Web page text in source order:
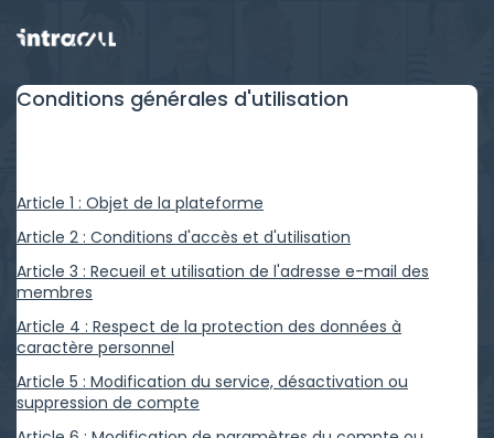
Conditions générales d'utilisation
Article 1 : Objet de la plateforme
Article 2 : Conditions d'accès et d'utilisation
Article 3 : Recueil et utilisation de l'adresse e-mail des
membres
Article 4 : Respect de la protection des données à
caractère personnel
Article 5 : Modification du service, désactivation ou
suppression de compte